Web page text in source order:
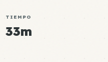
TIEMPO
33m